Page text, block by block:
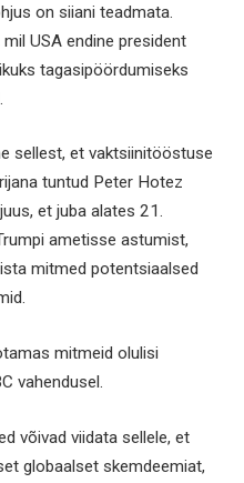
on siiani teadmata.
USA endine president
tagasipöördumiseks
sellest, et vaktsiinitööstuse
tuntud Peter Hotez
et juba alates 21.
ametisse astumist,
mitmed potentsiaalsed
mitmeid olulisi
vahendusel.
võivad viidata sellele, et
globaalset skemdeemiat,